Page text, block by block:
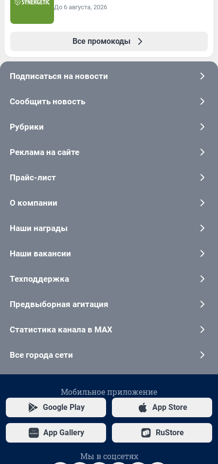
До 6 августа, 2026
Все промокоды
Подписаться на новости
Сообщить новость
Рубрики
Реклама на сайте
Прайс-лист
О компании
Наши награды
Наши вакансии
Техподдержка
Предвыборная агитация
Статистика канала в MAX
Все города сети
Мобильное приложение
Google Play App Store
App Gallery RuStore
Мы в соцсетях